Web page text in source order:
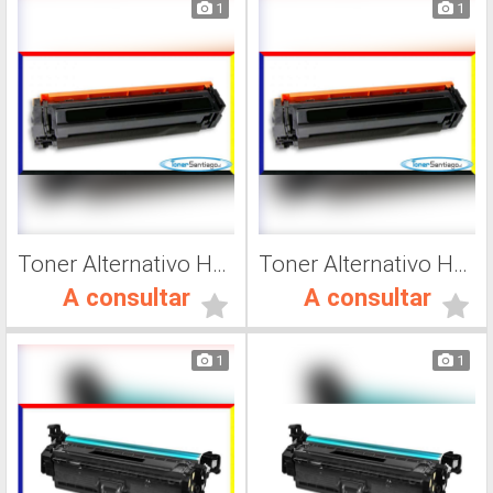
1
Toner Alternativo Hp CF503A, Impresora Láser
A consultar
1
Toner Alternativo Hp 202A, Impresora Láser
A consultar
1 1